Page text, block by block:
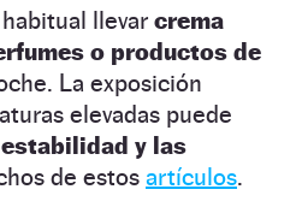
llevar crema
o productos de
La exposición
elevadas puede
y las
de estos artículos.